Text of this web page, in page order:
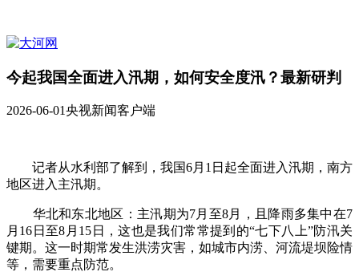
今起我国全面进入汛期，如何安全度汛？最新研判
2026-06-01央视新闻客户端
记者从水利部了解到，我国6月1日起全面进入汛期，南方
地区进入主汛期。
华北和东北地区：主汛期为7月至8月，且降雨多集中在7
月16日至8月15日，这也是我们常常提到的“七下八上”防汛关
键期。这一时期常发生洪涝灾害，如城市内涝、河流堤坝险情
等，需要重点防范。